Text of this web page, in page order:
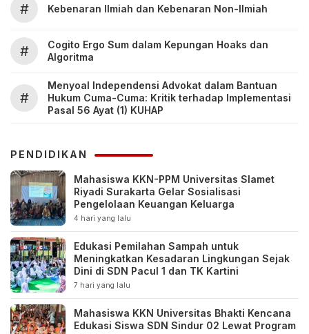
# Kebenaran Ilmiah dan Kebenaran Non-Ilmiah
#
Cogito Ergo Sum dalam Kepungan Hoaks dan
Algoritma
#
Menyoal Independensi Advokat dalam Bantuan
Hukum Cuma-Cuma: Kritik terhadap Implementasi
Pasal 56 Ayat (1) KUHAP
PENDIDIKAN
Mahasiswa KKN-PPM Universitas Slamet
Riyadi Surakarta Gelar Sosialisasi
Pengelolaan Keuangan Keluarga
4 hari yang lalu
Edukasi Pemilahan Sampah untuk
Meningkatkan Kesadaran Lingkungan Sejak
Dini di SDN Pacul 1 dan TK Kartini
7 hari yang lalu
Mahasiswa KKN Universitas Bhakti Kencana
Edukasi Siswa SDN Sindur 02 Lewat Program